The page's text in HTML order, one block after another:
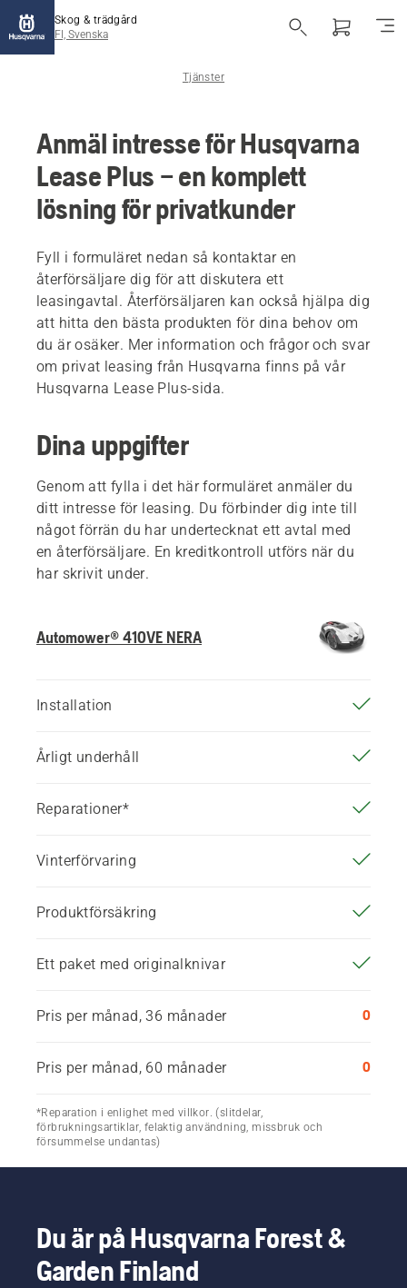
Skog & trädgård
FI, Svenska
Tjänster
Anmäl intresse för Husqvarna
Lease Plus – en komplett
lösning för privatkunder
Fyll i formuläret nedan så kontaktar en
återförsäljare dig för att diskutera ett
leasingavtal. Återförsäljaren kan också hjälpa dig
att hitta den bästa produkten för dina behov om
du är osäker. Mer information och frågor och svar
om privat leasing från Husqvarna finns på vår
Husqvarna Lease Plus-sida.
Dina uppgifter
Genom att fylla i det här formuläret anmäler du
ditt intresse för leasing. Du förbinder dig inte till
något förrän du har undertecknat ett avtal med
en återförsäljare. En kreditkontroll utförs när du
har skrivit under.
Automower® 410VE NERA
Installation
Årligt underhåll
Reparationer*
Vinterförvaring
Produktförsäkring
Ett paket med originalknivar
Pris per månad, 36 månader 0
Pris per månad, 60 månader 0
*Reparation i enlighet med villkor. (slitdelar,
förbrukningsartiklar, felaktig användning, missbruk och
försummelse undantas)
Du är på Husqvarna Forest &
Garden Finland